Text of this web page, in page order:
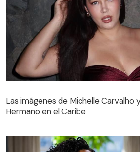
Las imágenes de Michelle Carvalho
Hermano en el Caribe